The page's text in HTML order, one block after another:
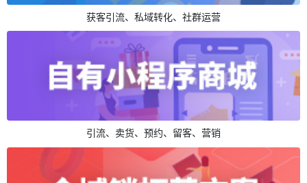
获客引流、私域转化、社群运营
引流、卖货、预约、留客、营销